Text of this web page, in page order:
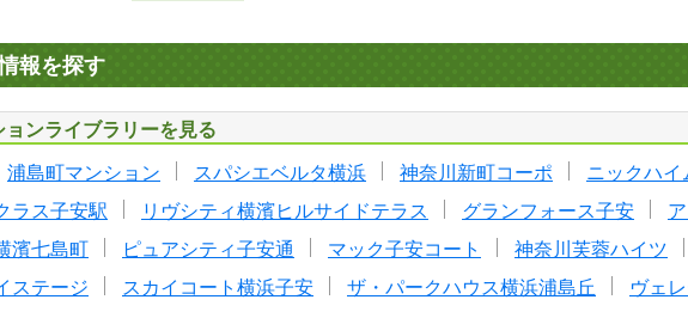
報を探す
ンライブラリーを見る
浦島町マンション スパシエベルタ横浜 神奈川新町コーポ ニックハイ
ラス子安駅
リヴシティ横濱ヒルサイドテラス グランフォース子安
濱七島町
ピュアシティ子安通 マック子安コート 神奈川芙蓉ハイツ
ステージ
スカイコート横浜子安 ザ・パークハウス横浜浦島丘 ヴェ